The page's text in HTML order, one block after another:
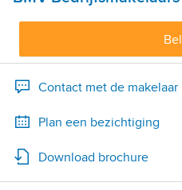
Bel
Contact met de makelaar
Plan een bezichtiging
Download brochure